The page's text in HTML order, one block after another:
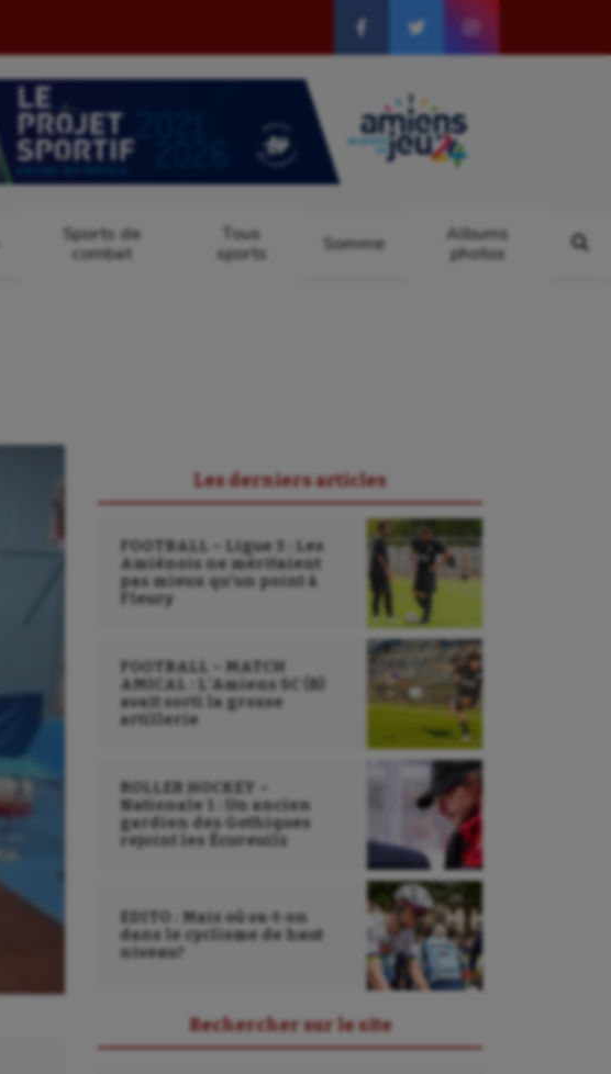
Sports de
combat
Tous
sports
Somme
Albums
photos
Les derniers articles
FOOTBALL – Ligue 3 : Les
Amiénois ne méritaient
pas mieux qu’un point à
Fleury
FOOTBALL – MATCH
AMICAL : L’Amiens SC (B)
avait sorti la grosse
artillerie
ROLLER HOCKEY –
Nationale 1 : Un ancien
gardien des Gothiques
rejoint les Écureuils
EDITO : Mais où va-t-on
dans le cyclisme de haut
niveau?
Rechercher sur le site